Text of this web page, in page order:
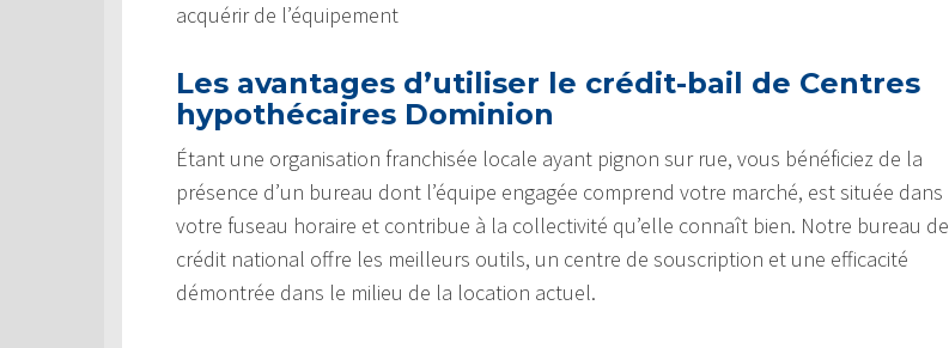
acquérir de l’équipement
Les avantages d’utiliser le crédit-bail de Centres
hypothécaires Dominion
Étant une organisation franchisée locale ayant pignon sur rue, vous bénéficiez de la
présence d’un bureau dont l’équipe engagée comprend votre marché, est située dans
votre fuseau horaire et contribue à la collectivité qu’elle connaît bien. Notre bureau de
crédit national offre les meilleurs outils, un centre de souscription et une efficacité
démontrée dans le milieu de la location actuel.